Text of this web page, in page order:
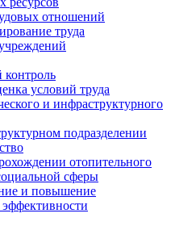
отношений
труда
условий труда
и инфраструктурного
подразделении
отопительного
сферы
и повышение
эффективности